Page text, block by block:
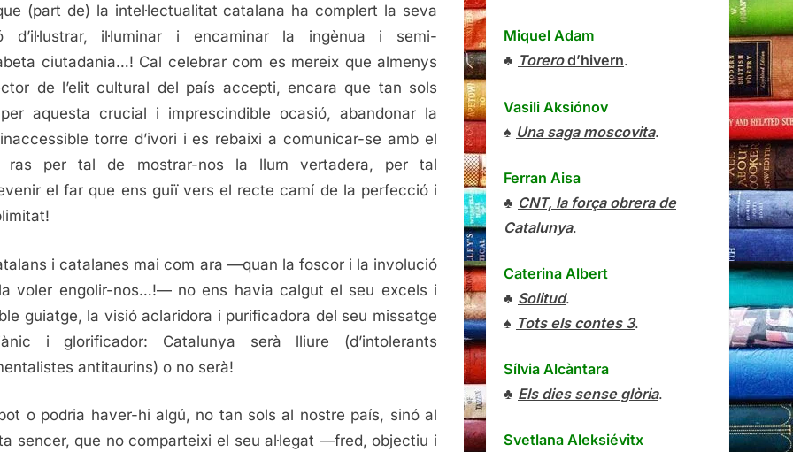
(part de) la intel·lectualitat catalana ha complert la seva
d’il·lustrar, il·luminar i encaminar la ingènua i semi-
ciutadania…! Cal celebrar com es mereix que almenys
de l’elit cultural del país accepti, encara que tan sols
aquesta crucial i imprescindible ocasió, abandonar la
torre d’ivori i es rebaixi a comunicar-se amb el
ras per tal de mostrar-nos la llum vertadera, per tal
el far que ens guiï vers el recte camí de la perfecció i
i catalanes mai com ara —quan la foscor i la involució
voler engolir-nos…!— no ens havia calgut el seu excels i
guiatge, la visió aclaridora i purificadora del seu missatge
i glorificador: Catalunya serà lliure (d’intolerants
antitaurins) o no serà!
o podria haver-hi algú, no tan sols al nostre país, sinó al
sencer, que no comparteixi el seu al·legat —fred, objectiu i
Miquel Adam
♣ Torerod’hivern.
Vasili Aksiónov
♠ Una saga moscovita.
Ferran Aisa
♣ CNT, la força obrera de
Catalunya.
Caterina Albert
♣ Solitud.
♠ Tots els contes 3.
Sílvia Alcàntara
♣ Els dies sense glòria.
Svetlana Aleksiévitx